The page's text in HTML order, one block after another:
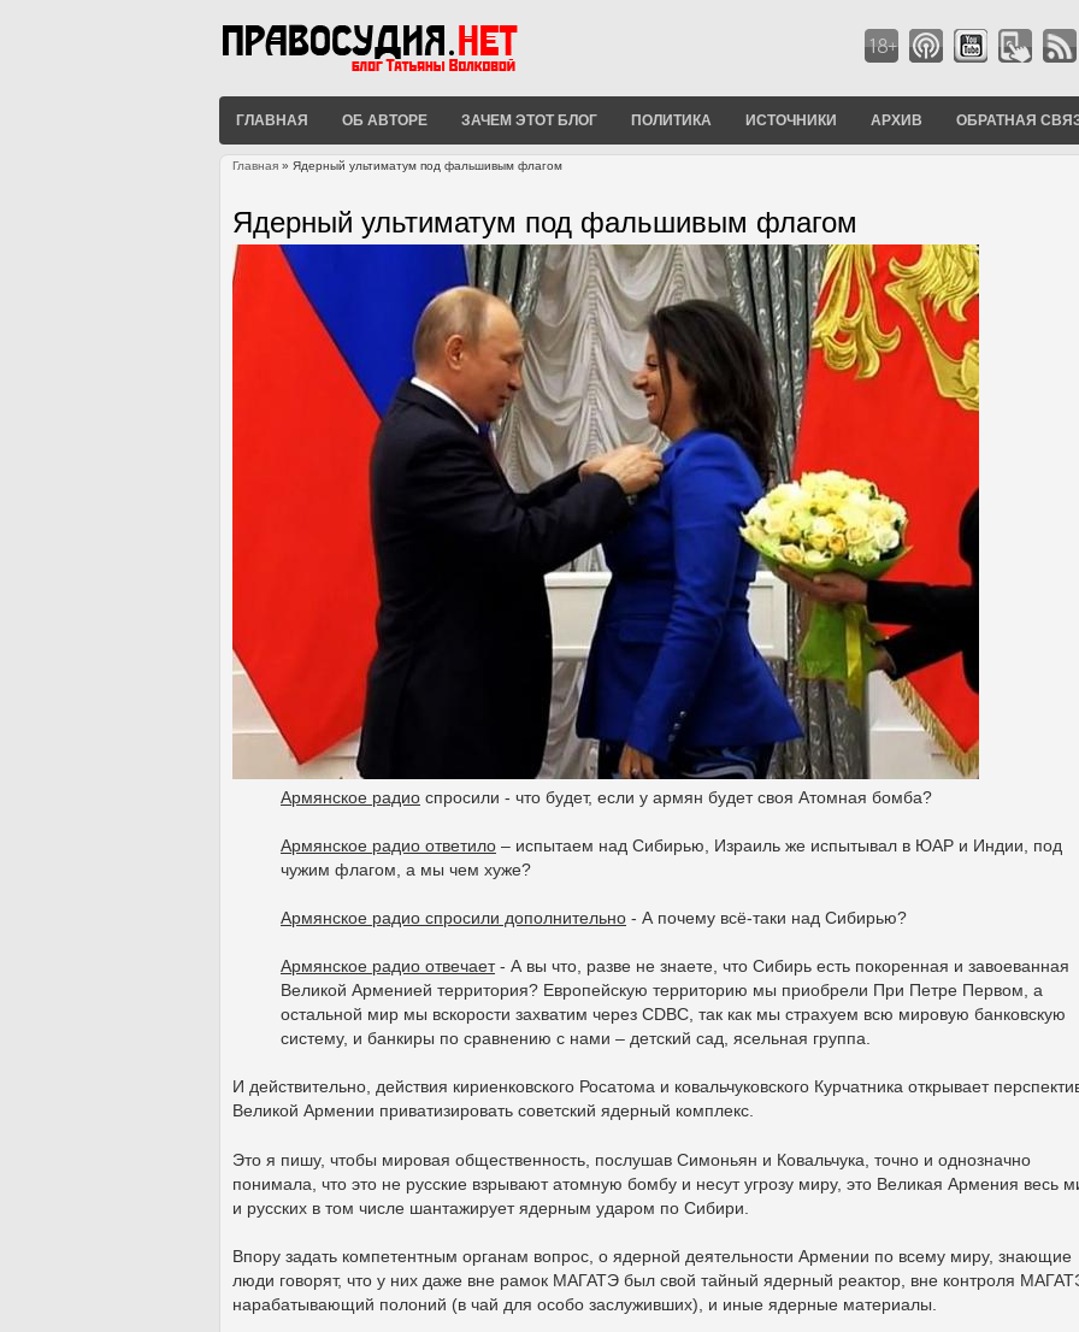
ГЛАВНАЯ ОБ АВТОРЕ ЗАЧЕМ ЭТОТ БЛОГ ПОЛИТИКА ИСТОЧНИКИ АРХИВ ОБРАТНАЯ
Главная » Ядерный ультиматум под фальшивым флагом
Ядерный ультиматум под фальшивым флагом
Армянское радио спросили - что будет, если у армян будет своя Атомная бомба?
Армянское радио ответило – испытаем над Сибирью, Израиль же испытывал в ЮАР и Индии, под
чужим флагом, а мы чем хуже?
Армянское радио спросили дополнительно - А почему всё-таки над Сибирью?
Армянское радио отвечает- А вы что, разве не знаете, что Сибирь есть покоренная и завоеванная
Великой Арменией территория? Европейскую территорию мы приобрели При Петре Первом, а
остальной мир мы вскорости захватим через CDBC, так как мы страхуем всю мировую банковскую
систему, и банкиры по сравнению с нами – детский сад, ясельная группа.
И действительно, действия кириенковского Росатома и ковальчуковского Курчатника открывает
Великой Армении приватизировать советский ядерный комплекс.
Это я пишу, чтобы мировая общественность, послушав Симоньян и Ковальчука, точно и однозначно
понимала, что это не русские взрывают атомную бомбу и несут угрозу миру, это Великая Армения весь
и русских в том числе шантажирует ядерным ударом по Сибири.
Впору задать компетентным органам вопрос, о ядерной деятельности Армении по всему миру, знающие
люди говорят, что у них даже вне рамок МАГАТЭ был свой тайный ядерный реактор, вне контроля
нарабатывающий полоний (в чай для особо заслуживших), и иные ядерные материалы.